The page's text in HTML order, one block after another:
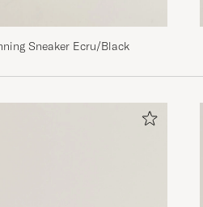
Sneaker Ecru/Black